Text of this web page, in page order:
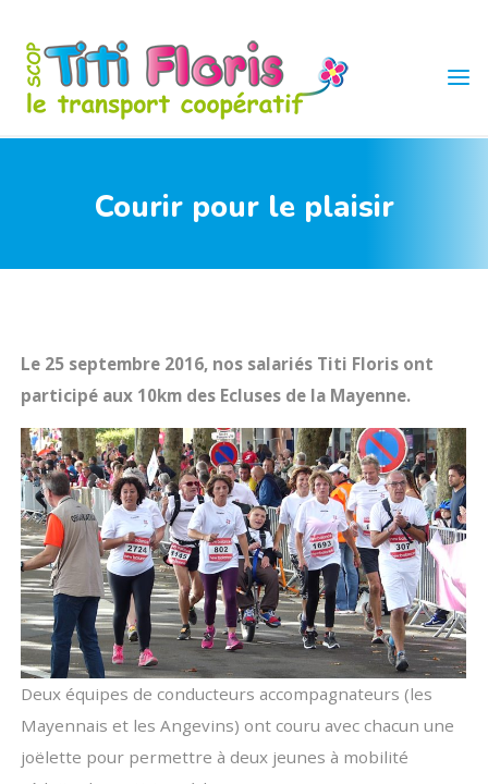
content
TITI
FLORIS
Courir pour le plaisir
Le 25 septembre 2016, nos salariés Titi Floris ont
participé aux 10km des Ecluses de la Mayenne.
Deux équipes de conducteurs accompagnateurs (les
Mayennais et les Angevins) ont couru avec chacun une
joëlette pour permettre à deux jeunes à mobilité